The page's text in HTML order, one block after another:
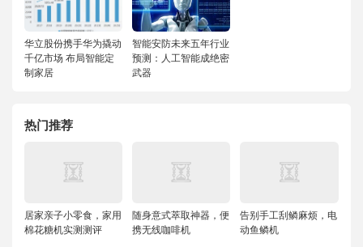
华立股份携手华为撬动
千亿市场 布局智能定
制家居
智能安防未来五年行业
预测：人工智能成绝密
武器
热门推荐
居家亲子小零食，家用
棉花糖机实测测评
随身意式萃取神器，便
携无线咖啡机
告别手工刮鳞麻烦，电
动鱼鳞机